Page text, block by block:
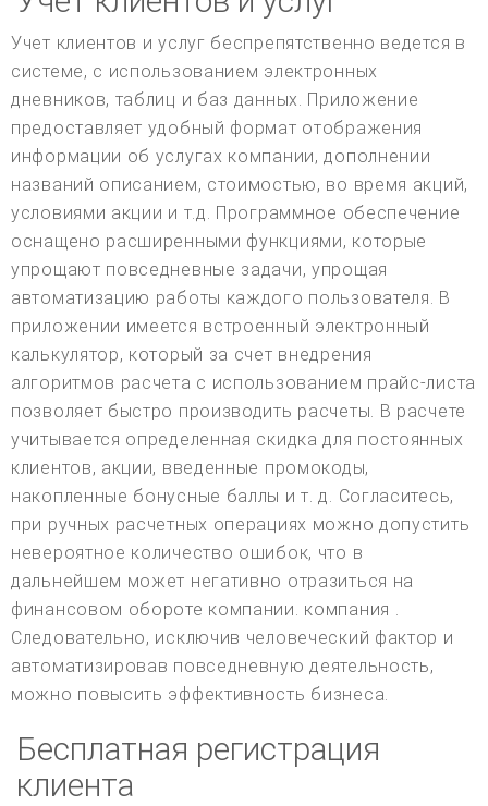
Учет клиентов и услуг беспрепятственно ведется в
системе, с использованием электронных
дневников, таблиц и баз данных. Приложение
предоставляет удобный формат отображения
информации об услугах компании, дополнении
названий описанием, стоимостью, во время акций,
условиями акции и т.д. Программное обеспечение
оснащено расширенными функциями, которые
упрощают повседневные задачи, упрощая
автоматизацию работы каждого пользователя. В
приложении имеется встроенный электронный
калькулятор, который за счет внедрения
алгоритмов расчета с использованием прайс-листа
позволяет быстро производить расчеты. В расчете
учитывается определенная скидка для постоянных
клиентов, акции, введенные промокоды,
накопленные бонусные баллы и т. д. Согласитесь,
при ручных расчетных операциях можно допустить
невероятное количество ошибок, что в
дальнейшем может негативно отразиться на
финансовом обороте компании. компания .
Следовательно, исключив человеческий фактор и
автоматизировав повседневную деятельность,
можно повысить эффективность бизнеса.
Бесплатная регистрация
клиента